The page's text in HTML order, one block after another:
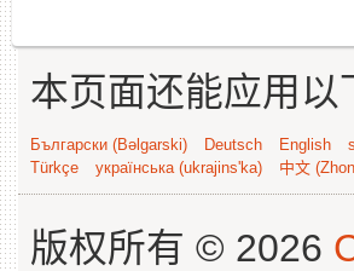
本页面还能应用
Български (Bəlgarski) Deutsch English
Türkçe
українська (ukrajins'ka) 中文
版权所有 © 2026